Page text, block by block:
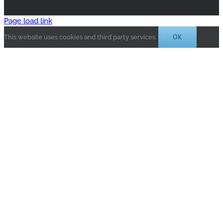
Page load link
This website uses cookies and third party services. OK